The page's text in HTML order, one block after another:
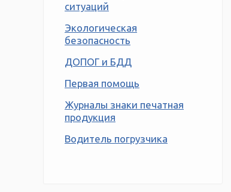
ситуаций
Экологическая
безопасность
ДОПОГ и БДД
Первая помощь
Журналы знаки печатная
продукция
Водитель погрузчика